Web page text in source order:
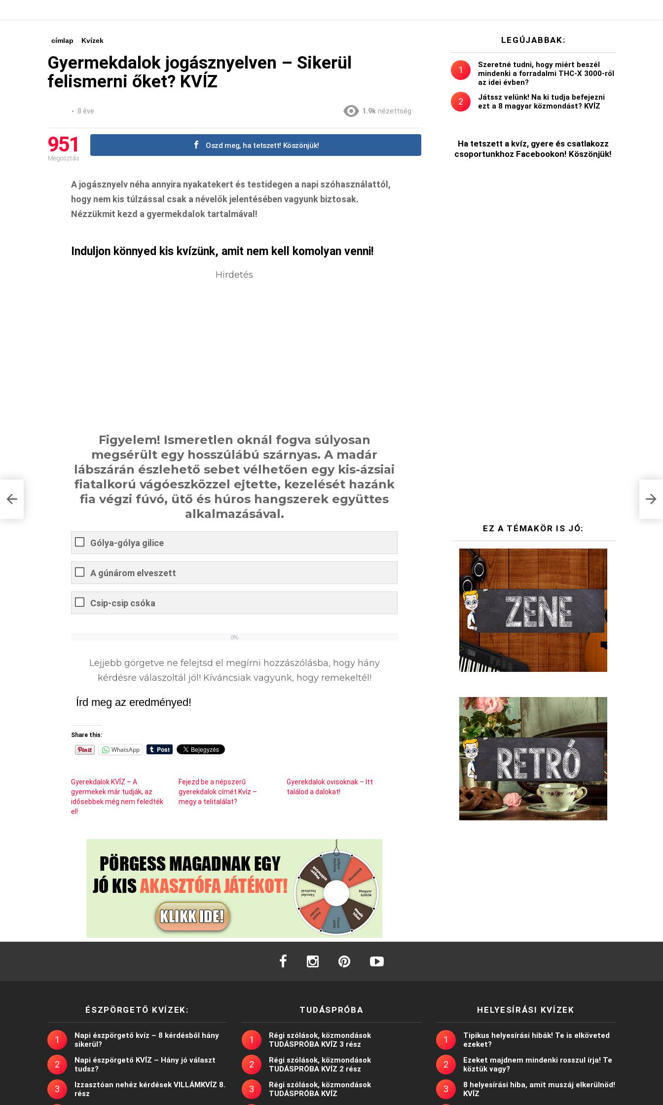
címlap Kvízek
Gyermekdalok jogásznyelven – Sikerül
felismerni őket? KVÍZ
8 éve 1.9k nézettség
951
Megosztás
Oszd meg, ha tetszett! Köszönjük!
A jogásznyelv néha annyira nyakatekert és testidegen a napi szóhasználattól,
hogy nem kis túlzással csak a névelők jelentésében vagyunk biztosak.
Nézzükmit kezd a gyermekdalok tartalmával!
Induljon könnyed kis kvízünk, amit nem kell komolyan venni!
Hirdetés
Figyelem! Ismeretlen oknál fogva súlyosan
megsérült egy hosszúlábú szárnyas. A madár
lábszárán észlehető sebet vélhetően egy kis-ázsiai
fiatalkorú vágóeszközzel ejtette, kezelését hazánk
fia végzi fúvó, ütő és húros hangszerek együttes
alkalmazásával.
Gólya-gólya gilice
A gúnárom elveszett
Csip-csip csóka
0%
Lejjebb görgetve ne felejtsd el megírni hozzászólásba, hogy hány
kérdésre válaszoltál jól! Kíváncsiak vagyunk, hogy remekeltél!
Írd meg az eredményed!
Share this:
WhatsApp
Gyerekdalok KVÍZ – A
gyermekek már tudják, az
idősebbek még nem feledték
el!
Fejezd be a népszerű
gyerekdalok címét Kvíz –
megy a telitalálat?
Gyerekdalok ovisoknak – Itt
találod a dalokat!
LEGÚJABBAK:
Szeretné tudni, hogy miért beszél
mindenki a forradalmi THC-X 3000-ről
az idei évben?
Játssz velünk! Na ki tudja befejezni
ezt a 8 magyar közmondást? KVÍZ
Ha tetszett a kvíz, gyere és csatlakozz
csoportunkhoz Facebookon! Köszönjük!
EZ A TÉMAKÖR IS JÓ:
facebook instagram
ÉSZPÖRGETŐ KVÍZEK:
Napi észpörgető kvíz – 8 kérdésből hány
sikerül?
Napi észpörgető KVÍZ – Hány jó választ
tudsz?
Izzasztóan nehéz kérdések VILLÁMKVÍZ 8.
rész
TUDÁSPRÓBA
Régi szólások, közmondások
TUDÁSPRÓBA KVÍZ 3 rész
Régi szólások, közmondások
TUDÁSPRÓBA KVÍZ 2 rész
Régi szólások, közmondások
TUDÁSPRÓBA KVÍZ
HELYESÍRÁSI KVÍZEK
Tipikus helyesírási hibák! Te is elköveted
ezeket?
Ezeket majdnem mindenki rosszul írja! Te
köztük vagy?
8 helyesírási hiba, amit muszáj elkerülnöd!
KVÍZ